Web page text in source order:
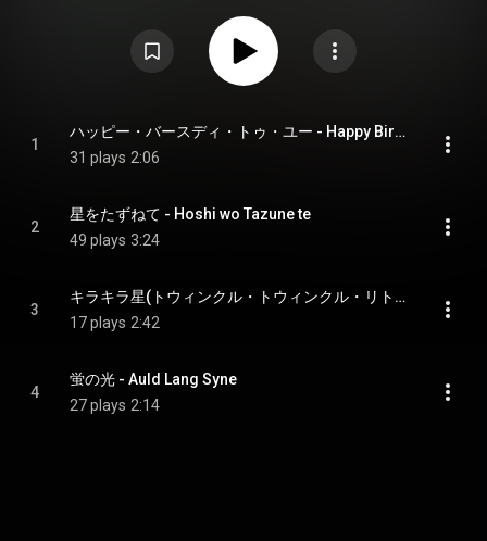
1
ハッピー・バースディ・トゥ・ユー - Happy Birthday To You
31 plays 2:06
2
星をたずねて - Hoshi wo Tazune te
49 plays 3:24
3
キラキラ星(トウィンクル・トウィンクル・リトル・スター) - Dreaming Dreaming Forever
17 plays 2:42
4
蛍の光 - Auld Lang Syne
27 plays 2:14